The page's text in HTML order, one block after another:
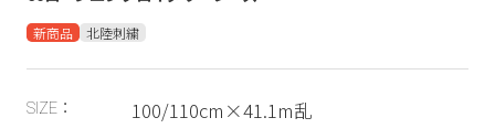
新商品 北陸刺繍
SIZE： 100/110cm×41.1m乱